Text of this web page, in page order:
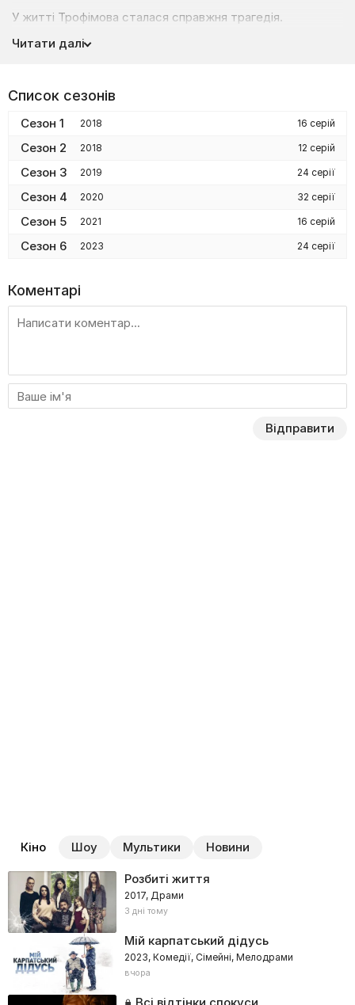
У житті Трофімова сталася справжня трагедія.
невідомої людини. Бажання знайти винного в смерті
органи. Артем влаштувався під прикриттям у Музей
міліції, де він насправді займається розслідуванням
складних кримінальних злочинів. Притаманні капітану
та спілкуванні з представниками кримінального підпілля.
У розслідуванні головоломок Трофімову асистує вірна
команда, до якої входять психолог Лідія, аналітик Слава,
на прізвисько Дід.
Дивіться захопливий детективний телесеріал «Опер
Читати далі
Список сезонів
Сезон 1 2018 16 серій
Сезон 2 2018 12 серій
Сезон 3 2019 24 серії
Сезон 4 2020 32 серії
Сезон 5 2021 16 серій
Сезон 6 2023 24 серії
Коментарі
Відправити
Кіно Шоу Мультики Новини
Розбиті життя
2017, Драми
3 дні тому
Мій карпатський дідусь
2023, Комедії, Сімейні, Мелодрами
вчора